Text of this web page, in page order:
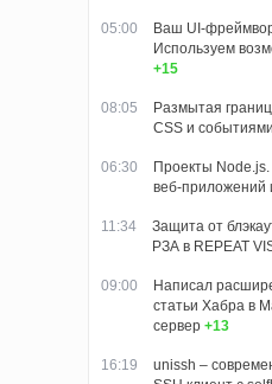
05:00
Ваш UI-
Используем
+15
08:05
Размытая
CSS и
06:30
Проекты
веб-приложений
11:34
Защита от
РЗА в REPEAT
09:00
Написал
статьи Хабра в
сервер +13
16:19
unissh –